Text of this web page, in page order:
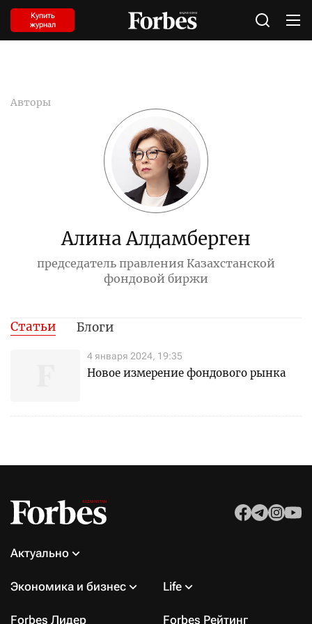
Купить
журнал
Авторы
Алина Алдамберген
председатель правления Казахстанской
фондовой биржи
Статьи Блоги
4 января 2024, 19:35
Новое измерение фондового рынка
Актуально
Экономика и бизнес Life
Forbes Лидер Forbes Рейтинг